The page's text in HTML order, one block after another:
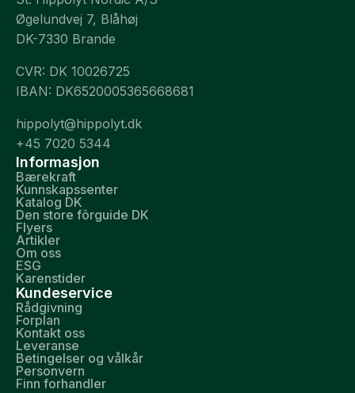
Øgelundvej 7, Blåhøj
DK-7330 Brande
CVR: DK 10026725
IBAN: DK6520005365668681
hippolyt@hippolyt.dk
+45 7020 5344
Informasjon
Bærekraft
Kunnskapssenter
Katalog DK
Den store fôrguide DK
Flyers
Artikler
Om oss
ESG
Karenstider
Kundeservice
Rådgivning
Forplan
Kontakt oss
Leveranse
Betingelser og vålkår
Personvern
Finn forhandler